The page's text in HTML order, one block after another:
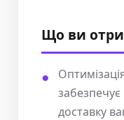
Що ви
доставку